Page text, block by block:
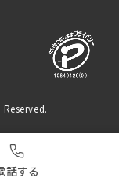
話する